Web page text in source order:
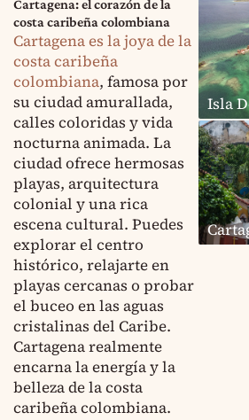
Cartagena: el corazón de la
costa caribeña colombiana
Cartagena es la joya de la
costa caribeña
colombiana, famosa por
su ciudad amurallada,
calles coloridas y vida
nocturna animada. La
ciudad ofrece hermosas
playas, arquitectura
colonial y una rica
escena cultural. Puedes
explorar el centro
histórico, relajarte en
playas cercanas o probar
el buceo en las aguas
cristalinas del Caribe.
Cartagena realmente
encarna la energía y la
belleza de la costa
caribeña colombiana.
Isla